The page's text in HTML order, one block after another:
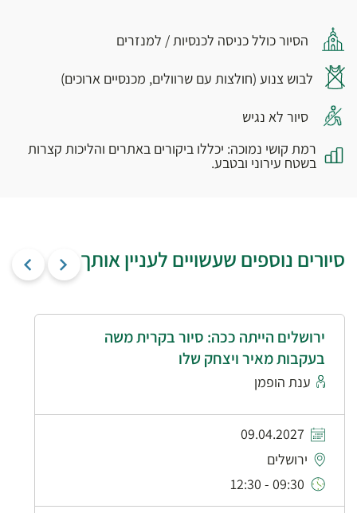
הסיור כולל כניסה לכנסיות / למנזרים
לבוש צנוע (חולצות עם שרוולים, מכנסיים ארוכים)
סיור לא נגיש
רמת קושי נמוכה: יכללו ביקורים באתרים והליכות קצרות
בשטח עירוני ובטבע.
סיורים נוספים שעשויים לעניין אותך
ירושלים הייתה ככה: סיור בקרית משה
בעקבות מאיר ויצחק שלו
ענת הופמן
09.04.2027
ירושלים
09:30 - 12:30